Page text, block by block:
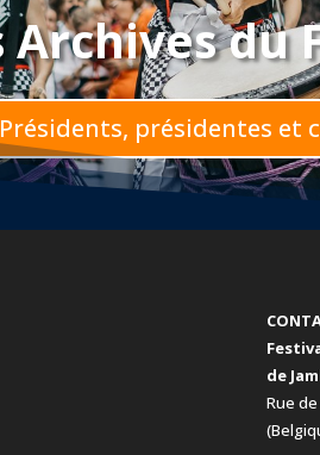
Archives du
présidentes et
de
Rue de